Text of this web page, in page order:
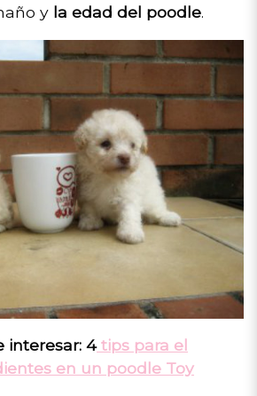
y la edad del poodle.
interesar: 4tips para el
en un poodle Toy